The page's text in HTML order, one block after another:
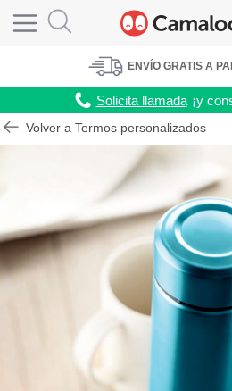
ENVÍO GRATIS A
Solicita llamada ¡y
Volver a Termos personalizados